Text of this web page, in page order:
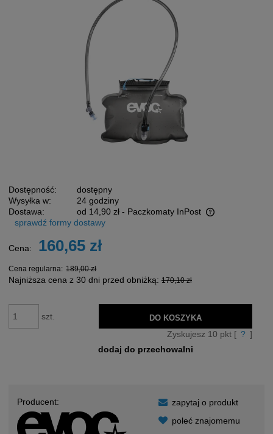
Dostępność:
dostępny
Wysyłka w:
24 godziny
Dostawa:
od 14,90 zł - Paczkomaty InPost
Cena nie zawiera ewentualnych kosztów płatności
sprawdź formy dostawy
Cena: 160,65 zł
Cena regularna: 189,00 zł
Najniższa cena z 30 dni przed obniżką: 170,10 zł
szt. DO KOSZYKA
Zyskujesz 10 pkt [ ? ]
dodaj do przechowalni
Producent:
zapytaj o produkt
poleć znajomemu